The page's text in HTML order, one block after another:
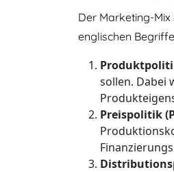
Der Marketing-Mix
englischen
sollen. Dabei
Preispolitik